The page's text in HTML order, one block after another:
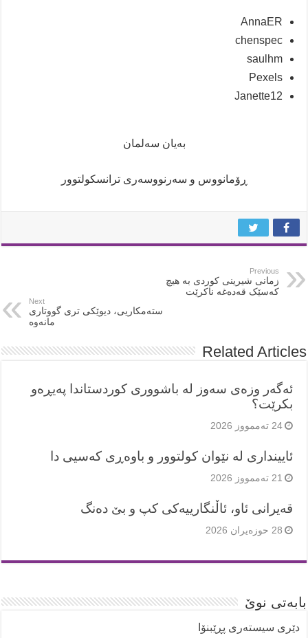
AnnaER
chenspec
saulhm
Pexels
Janette12
بەیان سەلمان
ڕۆمانووس و سەرنووسەری ترانسکولتوور
Previous
زمانی شیرینی کوردی بە هیچ
کەسێک قەدەغە ناکرێت
Next
ستەمکاریی، دیوێکی تری گووتاری
مانەوە
Related Articles
ئەگەر وزەی سەوز لە باشووری کوردستاندا پەیڕەو
بکرێت؟
24 تەممووز 2026
ئایینداری لە نێوان کولتوور و باوەڕی کەسیی دا
21 تەممووز 2026
قەیرانی ئاو، ئاڵنگارییەکی کپ و بێ دەنگ
28 حوزه‌یران 2026
بابەتی نوێ
دێری سیستەری پڕێبنۆا